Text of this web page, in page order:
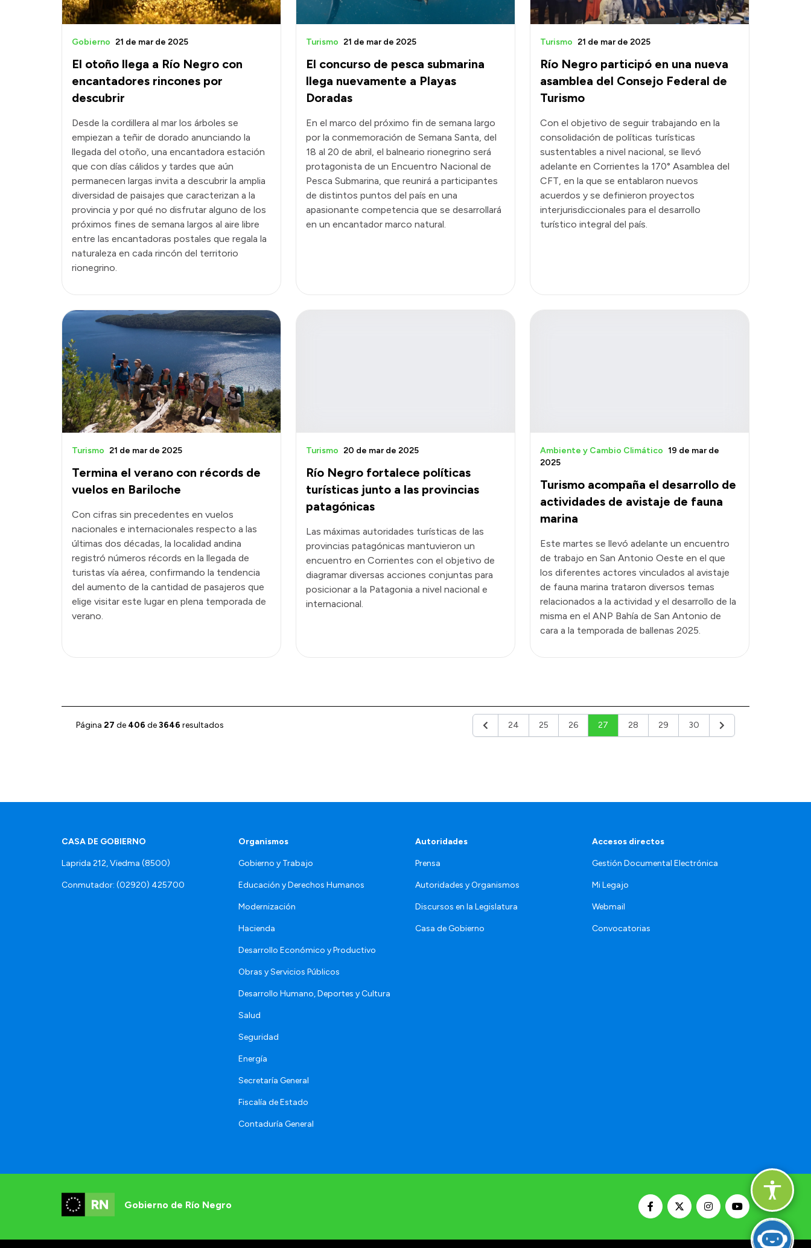
El otoño llega a Río Negro con
encantadores rincones por
descubrir
Gobierno 21 de mar de 2025
Desde la cordillera al mar los árboles se
empiezan a teñir de dorado anunciando la
llegada del otoño, una encantadora estación
que con días cálidos y tardes que aún
permanecen largas invita a descubrir la amplia
diversidad de paisajes que caracterizan a la
provincia y por qué no disfrutar alguno de los
próximos fines de semana largos al aire libre
entre las encantadoras postales que regala la
naturaleza en cada rincón del territorio
rionegrino.
El concurso de pesca submarina
llega nuevamente a Playas
Doradas
Turismo 21 de mar de 2025
En el marco del próximo fin de semana largo
por la conmemoración de Semana Santa, del
18 al 20 de abril, el balneario rionegrino será
protagonista de un Encuentro Nacional de
Pesca Submarina, que reunirá a participantes
de distintos puntos del país en una
apasionante competencia que se desarrollará
en un encantador marco natural.
Río Negro participó en una nueva
asamblea del Consejo Federal de
Turismo
Turismo 21 de mar de 2025
Con el objetivo de seguir trabajando en la
consolidación de políticas turísticas
sustentables a nivel nacional, se llevó
adelante en Corrientes la 170° Asamblea del
CFT, en la que se entablaron nuevos
acuerdos y se definieron proyectos
interjurisdiccionales para el desarrollo
turístico integral del país.
Termina el verano con récords de
vuelos en Bariloche
Turismo 21 de mar de 2025
Con cifras sin precedentes en vuelos
nacionales e internacionales respecto a las
últimas dos décadas, la localidad andina
registró números récords en la llegada de
turistas vía aérea, confirmando la tendencia
del aumento de la cantidad de pasajeros que
elige visitar este lugar en plena temporada de
verano.
Río Negro fortalece políticas
turísticas junto a las provincias
patagónicas
Turismo 20 de mar de 2025
Las máximas autoridades turísticas de las
provincias patagónicas mantuvieron un
encuentro en Corrientes con el objetivo de
diagramar diversas acciones conjuntas para
posicionar a la Patagonia a nivel nacional e
internacional.
Turismo acompaña el desarrollo de
actividades de avistaje de fauna
marina
Ambiente y Cambio Climático 19 de mar de
2025
Este martes se llevó adelante un encuentro
de trabajo en San Antonio Oeste en el que
los diferentes actores vinculados al avistaje
de fauna marina trataron diversos temas
relacionados a la actividad y el desarrollo de la
misma en el ANP Bahía de San Antonio de
cara a la temporada de ballenas 2025.
Página 27 de 406 de3646 resultados Anterior24 25 26 27 28 29 30 Siguiente
CASA DE GOBIERNO
Laprida 212, Viedma (8500)
Conmutador: (02920) 425700
Organismos
Gobierno y Trabajo
Educación y Derechos Humanos
Modernización
Hacienda
Desarrollo Económico y Productivo
Obras y Servicios Públicos
Desarrollo Humano, Deportes y Cultura
Salud
Seguridad
Energía
Secretaría General
Fiscalía de Estado
Contaduría General
Autoridades
Prensa
Autoridades y Organismos
Discursos en la Legislatura
Casa de Gobierno
Accesos directos
Gestión Documental Electrónica
Mi Legajo
Webmail
Convocatorias
Gobierno de Río Negro